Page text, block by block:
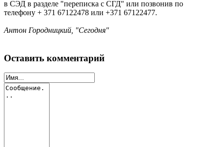
в СЭД в разделе "переписка с СГД" или позвонив по
телефону + 371 67122478 или +371 67122477.
Антон Городницкий, "Сегодня"
Оставить комментарий